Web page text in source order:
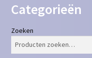
Categorieën
Zoeken